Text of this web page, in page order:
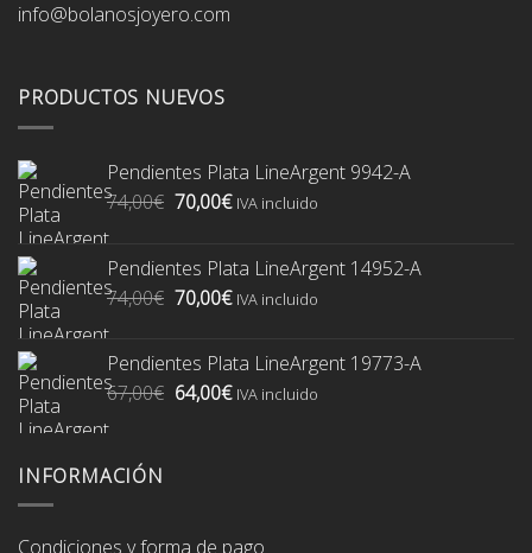
info@bolanosjoyero.com
PRODUCTOS NUEVOS
Pendientes Plata LineArgent 9942-A
74,00€ El
era:
74,00€.
70,00€El
es:
70,00€.
IVA incluido
Pendientes Plata LineArgent 14952-A
74,00€ El
era:
74,00€.
70,00€El
es:
70,00€.
IVA incluido
Pendientes Plata LineArgent 19773-A
67,00€ El
64,00€ElIVA incluido
INFORMACIÓN
Condiciones y forma de pago